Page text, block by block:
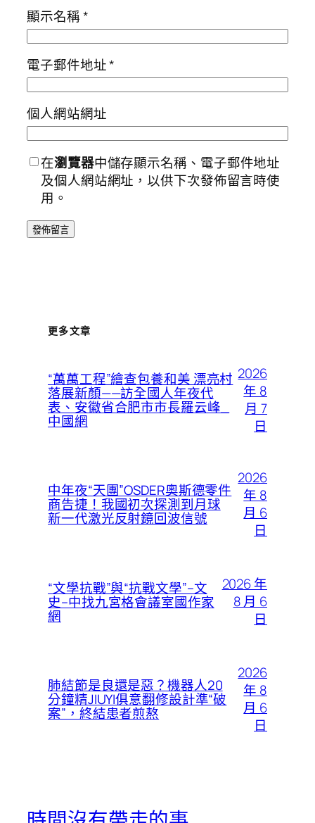
顯示名稱*
電子郵件地址*
個人網站網址
在瀏覽器中儲存顯示名稱、電子郵件地址
及個人網站網址，以供下次發佈留言時使
用。
更多文章
“萬萬工程”繪查包養和美 漂亮村
落展新顏——訪全國人年夜代
表、安徽省合肥市市長羅云峰_
中國網
2026
年 8
月 7
日
中年夜“天團”OSDER奧斯德零件
商告捷！我國初次探測到月球
新一代激光反射鏡回波信號
2026
年 8
月 6
日
“文學抗戰”與“抗戰文學”–文
史–中找九宮格會議室國作家
網
2026 年
8 月 6
日
肺結節是良還是惡？機器人20
分鐘精JIUYI俱意翻修設計準“破
案”，終結患者煎熬
2026
年 8
月 6
日